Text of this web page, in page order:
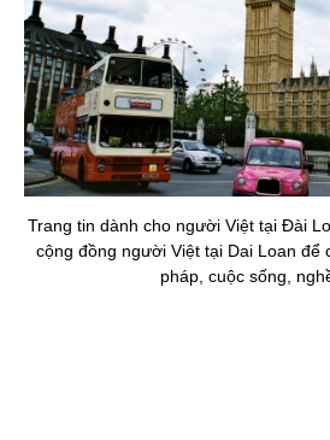
Trang tin dành cho người Việt tại Đài
cộng đồng người Việt tại Dai Loan để
pháp, cuộc sống,